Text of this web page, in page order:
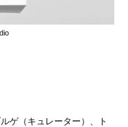
ゲ（キュレーター）、ト